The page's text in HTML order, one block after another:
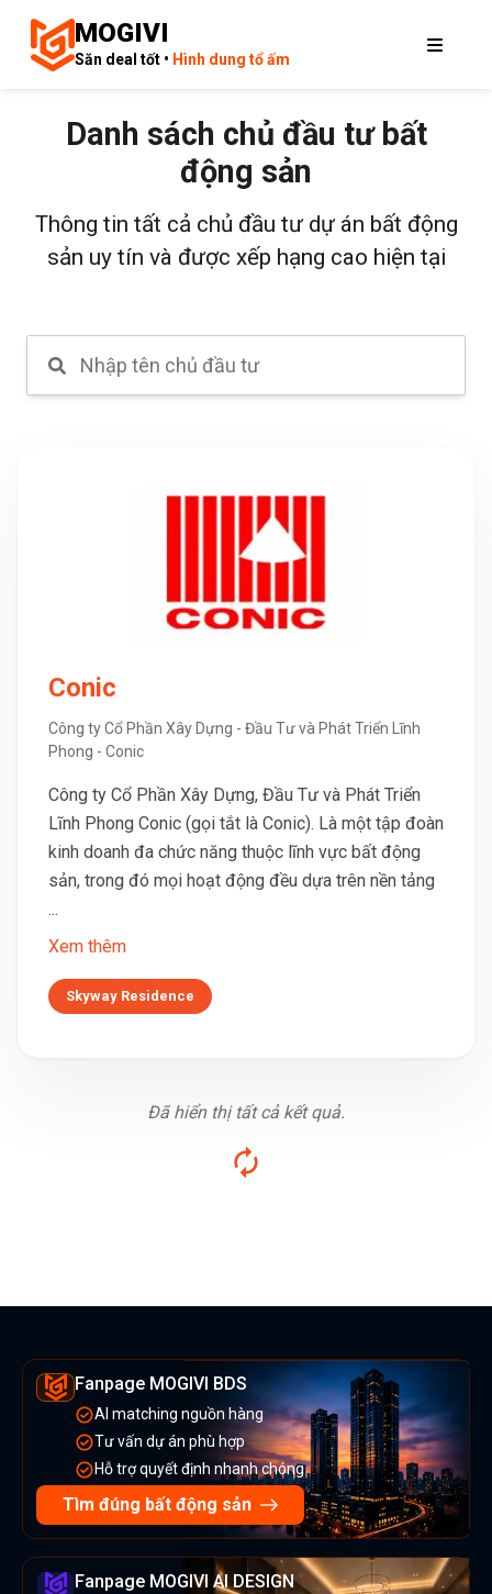
MOGIVI
Săn deal tốt • Hình dung tổ ấm
Danh sách chủ đầu tư bất
động sản
Thông tin tất cả chủ đầu tư dự án bất động
sản uy tín và được xếp hạng cao hiện tại
Conic
Công ty Cổ Phần Xây Dựng - Đầu Tư và Phát Triển Lĩnh
Phong - Conic
Công ty Cổ Phần Xây Dựng, Đầu Tư và Phát Triển
Lĩnh Phong Conic (gọi tắt là Conic). Là một tập đoàn
kinh doanh đa chức năng thuộc lĩnh vực bất động
sản, trong đó mọi hoạt động đều dựa trên nền tảng
...
Xem thêm
Skyway Residence
Đã hiển thị tất cả kết quả.
Fanpage MOGIVI BDS
AI matching nguồn hàng
Tư vấn dự án phù hợp
Hỗ trợ quyết định nhanh chóng
Tìm đúng bất động sản
Fanpage MOGIVI AI DESIGN